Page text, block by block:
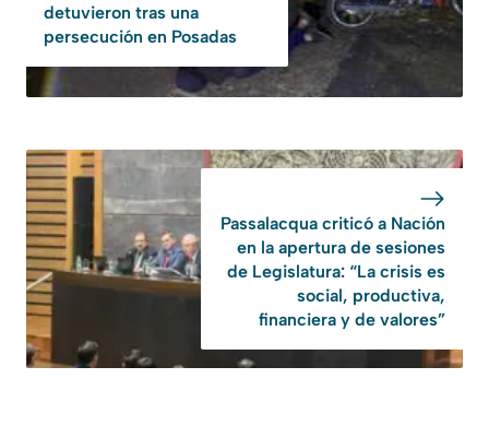
detuvieron tras una
persecución en Posadas
Passalacqua criticó a Nación
en la apertura de sesiones
de Legislatura: “La crisis es
social, productiva,
financiera y de valores”